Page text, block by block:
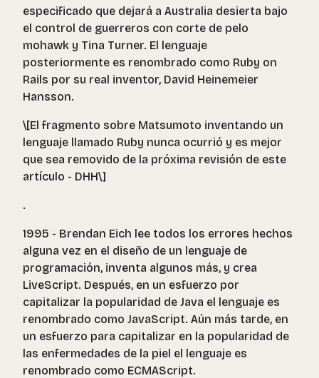
especificado que dejará a Australia desierta bajo
el control de guerreros con corte de pelo
mohawk y Tina Turner. El lenguaje
posteriormente es renombrado como Ruby on
Rails por su real inventor, David Heinemeier
Hansson.
\[El fragmento sobre Matsumoto inventando un
lenguaje llamado Ruby nunca ocurrió y es mejor
que sea removido de la próxima revisión de este
artículo - DHH\]
.
1995 - Brendan Eich lee todos los errores hechos
alguna vez en el diseño de un lenguaje de
programación, inventa algunos más, y crea
LiveScript. Después, en un esfuerzo por
capitalizar la popularidad de Java el lenguaje es
renombrado como JavaScript. Aún más tarde, en
un esfuerzo para capitalizar en la popularidad de
las enfermedades de la piel el lenguaje es
renombrado como ECMAScript.